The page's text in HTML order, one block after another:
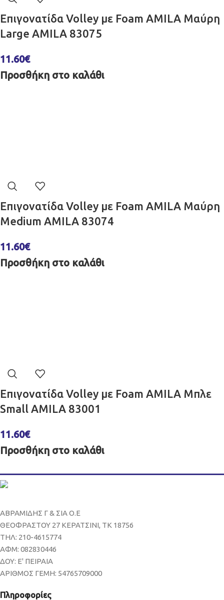
Επιγονατίδα Volley με Foam AMILA Μαύρη
Large AMILA 83075
11.60€
Προσθήκη στο καλάθι
Επιγονατίδα Volley με Foam AMILA Μαύρη
Medium AMILA 83074
11.60€
Προσθήκη στο καλάθι
Επιγονατίδα Volley με Foam AMILA Μπλε
Small AMILA 83001
11.60€
Προσθήκη στο καλάθι
ΑΒΡΑΜΙΔΗΣ Γ & ΣΙΑ Ο.Ε
ΘΕΟΦΡΑΣΤΟΥ 27 ΚΕΡΑΤΣΙΝΙ, ΤΚ 18756
ΤΗΛ: 210-4615774
ΑΦΜ: 082830446
ΔΟΥ: Ε' ΠΕΙΡΑΙΑ
ΑΡΙΘΜΟΣ ΓΕΜΗ: 54765709000
Πληροφορίες